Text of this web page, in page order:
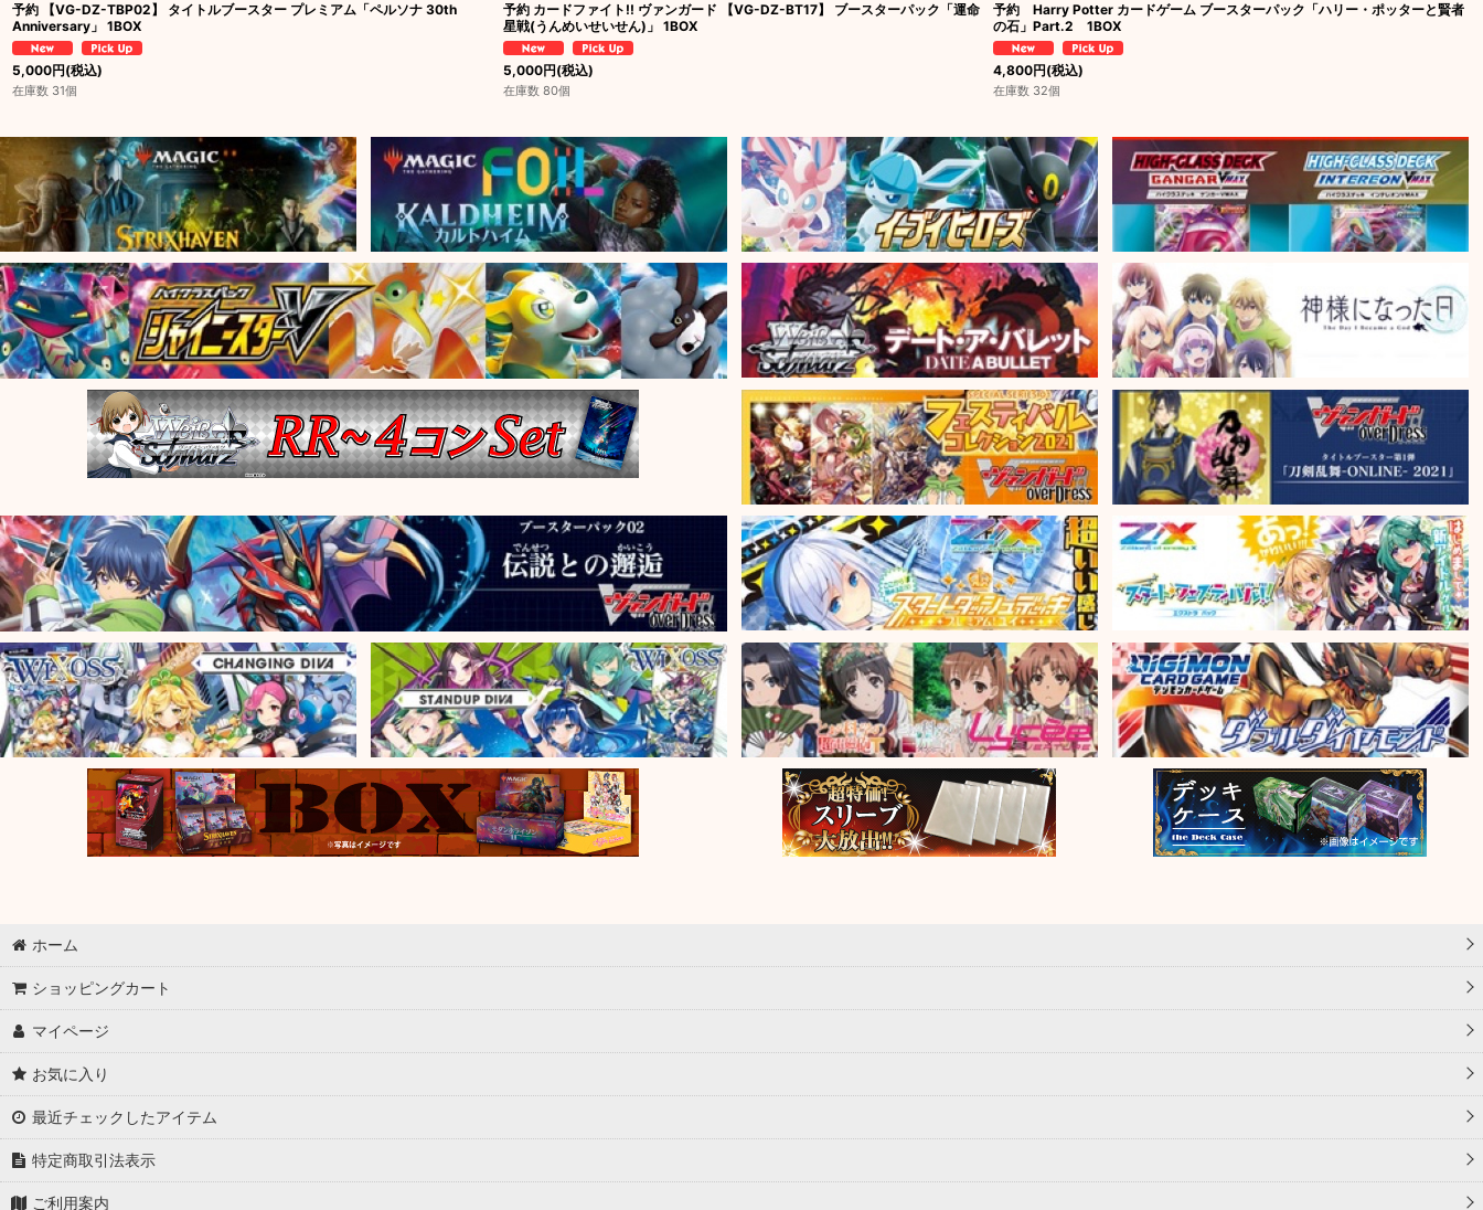
予約 【VG-DZ-TBP02】 タイトルブースター プレミアム「ペルソナ 30th
Anniversary」 1BOX
5,000円(税込)
在庫数 31個
予約 カードファイト!! ヴァンガード 【VG-DZ-BT17】 ブースターパック「運命
星戦(うんめいせいせん)」 1BOX
5,000円(税込)
在庫数 80個
予約 Harry Potter カードゲーム ブースターパック「ハリー・ポッターと賢者
の石」Part.2 1BOX
4,800円(税込)
在庫数 32個
ホーム
ショッピングカート
マイページ
お気に入り
最近チェックしたアイテム
特定商取引法表示
ご利用案内